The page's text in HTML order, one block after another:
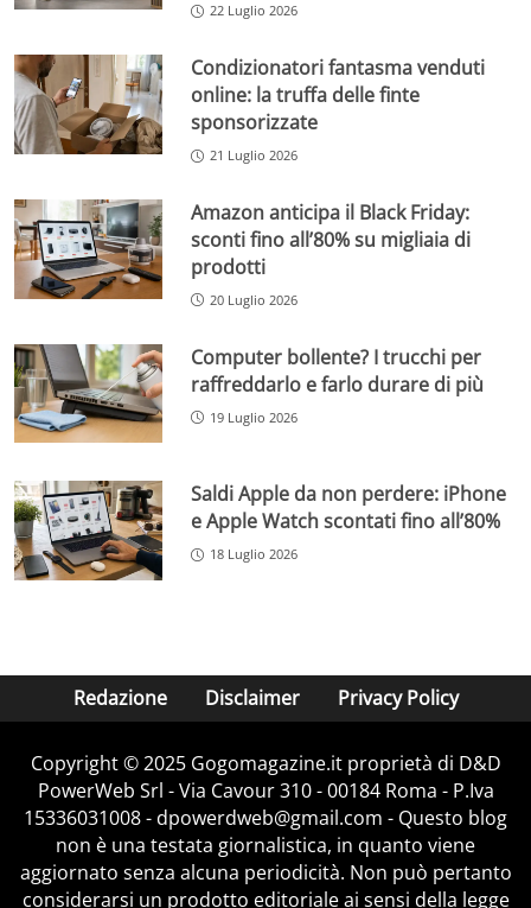
22 Luglio 2026
Condizionatori fantasma venduti
online: la truffa delle finte
sponsorizzate
21 Luglio 2026
Amazon anticipa il Black Friday:
sconti fino all’80% su migliaia di
prodotti
20 Luglio 2026
Computer bollente? I trucchi per
raffreddarlo e farlo durare di più
19 Luglio 2026
Saldi Apple da non perdere: iPhone
e Apple Watch scontati fino all’80%
18 Luglio 2026
Redazione Disclaimer Privacy Policy
Copyright © 2025 Gogomagazine.it proprietà di D&D
PowerWeb Srl - Via Cavour 310 - 00184 Roma - P.Iva
15336031008 - dpowerdweb@gmail.com - Questo blog
non è una testata giornalistica, in quanto viene
aggiornato senza alcuna periodicità. Non può pertanto
considerarsi un prodotto editoriale ai sensi della legge